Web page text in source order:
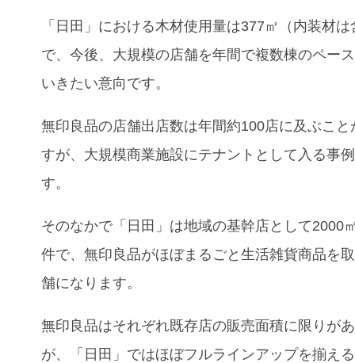
「日田」における木材使用量は377㎥（内装材
で、今後、大規模の店舗を年間で複数棟のペー
いきたい意向です。
無印良品の店舗出店数は年間約100店に及ぶこと
すが、大規模商業施設にテナントとして入る事
す。
そのなかで「日田」は地域の基幹店として2000
件で、無印良品がほぼまるごと生活雑貨商品を
舗になります。
無印良品はそれぞれ既存店の販売面積に限りが
が、「日田」ではほぼフルラインアップを揃え